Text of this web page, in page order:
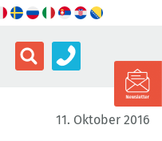
11. Oktober 2016